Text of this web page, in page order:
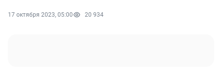
17 октября 2023, 05:00 20 934